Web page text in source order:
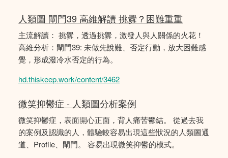
人類圖 閘門39 高維解讀 挑釁？困難重重
主流解讀： 挑釁，透過挑釁，激發人與人關係的火花！
高維分析：閘門39: 未做先說難、否定行動，放大困難感
覺，形成潑冷水否定的行為。
hd.thiskeep.work/content/3462
微笑抑鬱症 - 人類圖分析案例
微笑抑鬱症，表面開心正面，背人痛苦鬰結。 從過去我
的案例及認識的人，體驗較容易出現這些狀況的人類圖通
道、Profile、閘門。 容易出現微笑抑鬱的模式。